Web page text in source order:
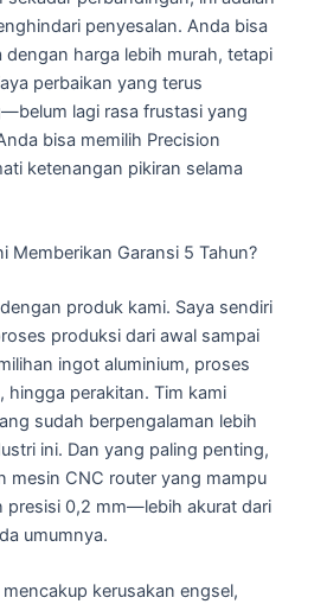
penyesalan. Anda bisa
dengan harga lebih murah, tetapi
perbaikan yang terus
lagi rasa frustasi yang
bisa memilih Precision
ketenangan pikiran selama
Memberikan Garansi 5 Tahun?
produk kami. Saya sendiri
produksi dari awal sampai
ingot aluminium, proses
hingga perakitan. Tim kami
sudah berpengalaman lebih
ini. Dan yang paling penting,
mesin CNC router yang mampu
presisi 0,2 mm—lebih akurat dari
umumnya.
kerusakan engsel,